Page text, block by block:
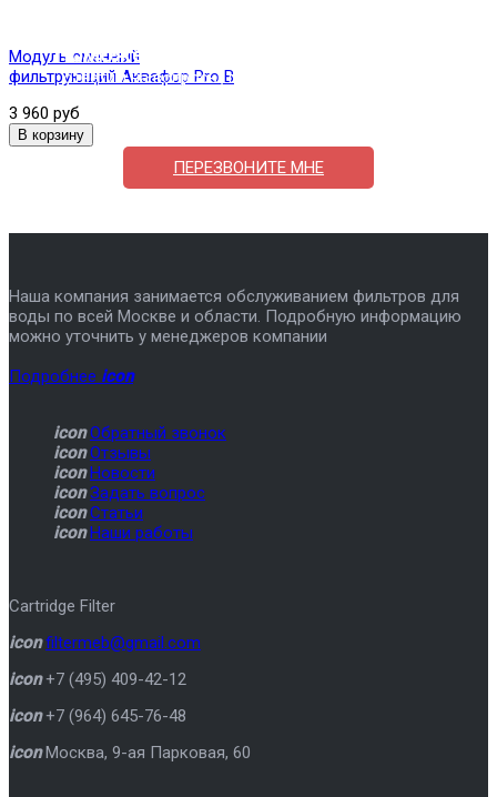
Модуль сменный
фильтрующий Аквафор Pro B
3 960 руб
Поможем выбрать и купить фильтр
ответим на вопросы, примем заказ по телефону
ПЕРЕЗВОНИТЕ МНЕ
Наша компания занимается обслуживанием фильтров для
воды по всей Москве и области. Подробную информацию
можно уточнить у менеджеров компании
Подробнее icon
icon Обратный звонок
icon Отзывы
icon Новости
icon Задать вопрос
icon Статьи
icon Наши работы
Cartridge Filter
icon filtermeb@gmail.com
icon +7 (495) 409-42-12
icon +7 (964) 645-76-48
icon Москва, 9-ая Парковая, 60